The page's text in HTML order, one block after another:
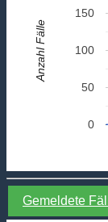
0
50
100
150
Anzahl Fälle
Gemeldete